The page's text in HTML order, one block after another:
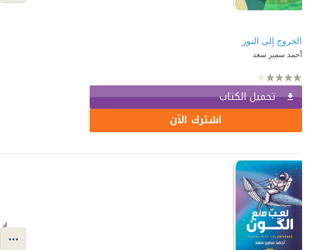
الخروج إلى النور
أحمد سمير سعد
تحميل الكتاب
اشترك الآن